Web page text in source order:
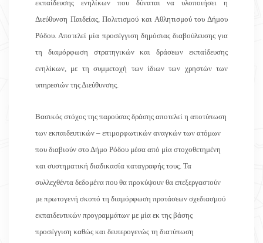
εκπαίδευσης ενηλίκων που δύναται να υλοποιήσει η
Διεύθυνση Παιδείας, Πολιτισμού και Αθλητισμού του Δήμου
Ρόδου. Αποτελεί μία προσέγγιση δημόσιας διαβούλευσης για
τη διαμόρφωση στρατηγικών και δράσεων εκπαίδευσης
ενηλίκων, με τη συμμετοχή των ίδιων των χρηστών των
υπηρεσιών της Διεύθυνσης.
Βασικός στόχος της παρούσας δράσης αποτελεί η αποτύπωση
των εκπαιδευτικών – επιμορφωτικών αναγκών των ατόμων
που διαβιούν στο Δήμο Ρόδου μέσα από μία στοχοθετημένη
και συστηματική διαδικασία καταγραφής τους. Τα
συλλεχθέντα δεδομένα που θα προκύψουν θα επεξεργαστούν
με πρωτογενή σκοπό τη διαμόρφωση προτάσεων σχεδιασμού
εκπαιδευτικών προγραμμάτων με μία εκ της βάσης
προσέγγιση καθώς και δευτερογενώς τη διατύπωση